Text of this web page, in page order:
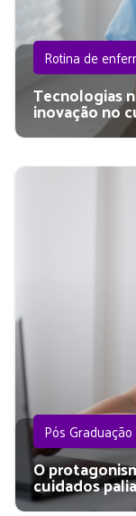
Rotina de
Tecnologias
inovação no
Pós
O
cuidados